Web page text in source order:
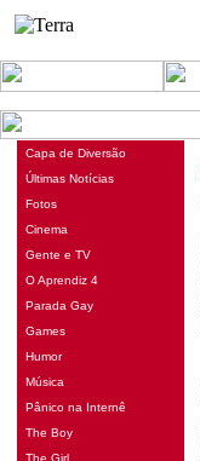
Capa de Diversão
Últimas Notícias
Fotos
Cinema
Gente e TV
O Aprendiz 4
Parada Gay
Games
Humor
Música
Pânico na Internê
The Boy
The Girl